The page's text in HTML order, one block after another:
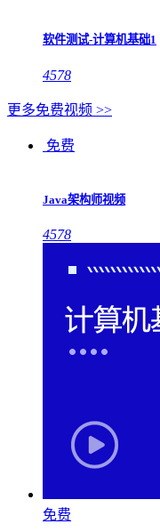
软件测试-计算机基础1
4578
更多免费视频 >>
免费
Java架构师视频
4578
免费